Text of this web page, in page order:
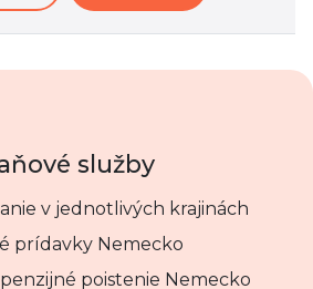
služby
v jednotlivých krajinách
prídavky Nemecko
poistenie Nemecko